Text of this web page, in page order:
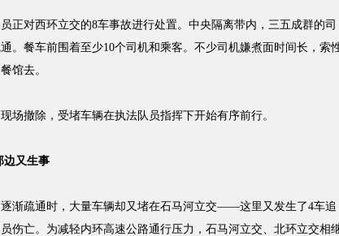
对西环立交的8车事故进行处置。中央隔离带内，三五成群的司
。餐车前围着至少10个司机和乘客。不少司机嫌煮面时间长，索
馆去。
撤除，受堵车辆在执法队员指挥下开始有序前行。
又生事
疏通时，大量车辆却又堵在石马河立交——这里又发生了4车追
员伤亡。为减轻内环高速公路通行压力，石马河立交、北环立交相